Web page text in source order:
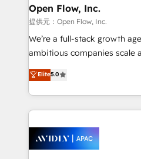
and Amsterdam. Elixir is a first mover and leader
when it comes to HubSpot
implementations, highly
acumen, process (re-
integrate HubSpot with
MicroSoft, custom solutions,... Our company also has
Retail execution, CPQ,
HubSpot CMS developments. And we're champions
Open Flow, Inc.
提供元：Open Flow, Inc.
We’re a full-stack growth
ambitious companies scale and
upgrading and streamlining
generating aspect of your business.
HubSpot Elite Solutions
nerds who can harness
experience. Working hand-in-hand with your team,
we’ll assemble a RevOps
Elite5.0